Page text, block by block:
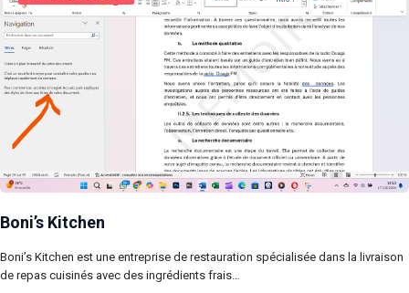
Boni’s Kitchen
Boni’s Kitchen est une entreprise de restauration spécialisée dans la livraison
de repas cuisinés avec des ingrédients frais…